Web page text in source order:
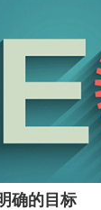
确的目标